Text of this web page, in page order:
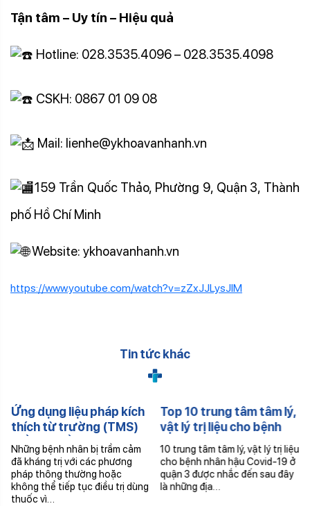
Tận tâm – Uy tín – Hiệu quả
Hotline: 028.3535.4096 – 028.3535.4098
CSKH: 0867 01 09 08
Mail: lienhe@ykhoavanhanh.vn
159 Trần Quốc Thảo, Phường 9, Quận 3, Thành
phố Hồ Chí Minh
Website: ykhoavanhanh.vn
https://www.youtube.com/watch?v=zZxJJLysJlM
Tin tức khác
Ứng dụng liệu pháp kích
thích từ trường (TMS)
điều trị trầm cảm
Những bệnh nhân bị trầm cảm
đã kháng trị với các phương
pháp thông thường hoặc
không thể tiếp tục điều trị dùng
thuốc vì…
Top 10 trung tâm tâm lý,
vật lý trị liệu cho bệnh
nhân hậu Covid-19 quận
3
10 trung tâm tâm lý, vật lý trị liệu
cho bệnh nhân hậu Covid-19 ở
quận 3 được nhắc đến sau đây
là những địa…